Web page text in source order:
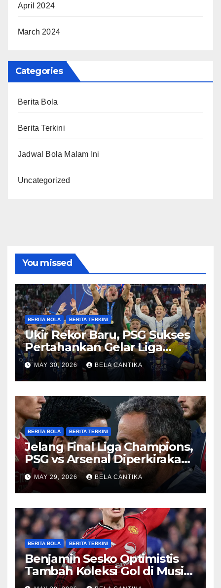
April 2024
March 2024
Categories
Berita Bola
Berita Terkini
Jadwal Bola Malam Ini
Uncategorized
You missed
BERITA BOLA BERITA TERKINI
Ukir Rekor Baru, PSG Sukses
Pertahankan Gelar Liga
Champions
MAY 30, 2026 BELA CANTIKA
BERITA BOLA BERITA TERKINI
Jelang Final Liga Champions,
PSG vs Arsenal Diperkirakan
Sengit
MAY 29, 2026 BELA CANTIKA
BERITA BOLA BERITA TERKINI
Benjamin Sesko Optimistis
Tambah Koleksi Gol di Musim
2026/27